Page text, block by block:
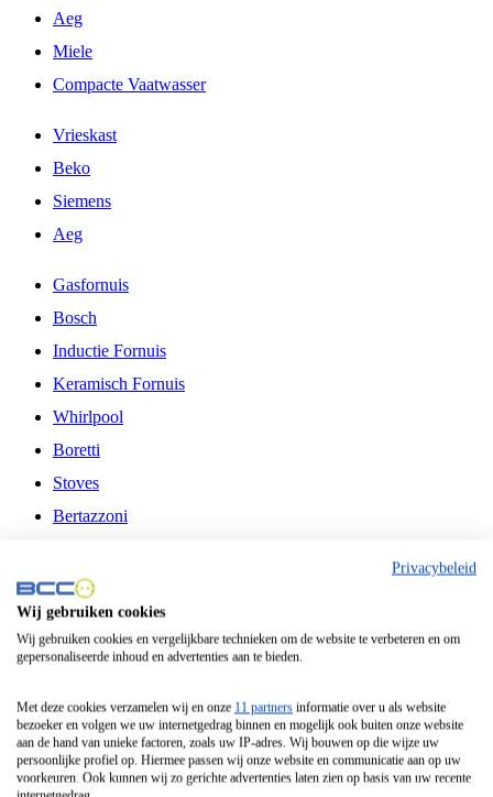
Aeg
Miele
Compacte Vaatwasser
Vrieskast
Beko
Siemens
Aeg
Gasfornuis
Bosch
Inductie Fornuis
Keramisch Fornuis
Whirlpool
Boretti
Stoves
Bertazzoni
Fitelli
Airfryer
Frituurpan
Contactgrill
Broodbakmachine
Broodrooster
Privacybeleid
Wij gebruiken cookies
Wij gebruiken cookies en vergelijkbare technieken om de website te verbeteren en om
gepersonaliseerde inhoud en advertenties aan te bieden.
Met deze cookies verzamelen wij en onze 11 partners informatie over u als website
bezoeker en volgen we uw internetgedrag binnen en mogelijk ook buiten onze website
aan de hand van unieke factoren, zoals uw IP-adres. Wij bouwen op die wijze uw
persoonlijke profiel op. Hiermee passen wij onze website en communicatie aan op uw
voorkeuren. Ook kunnen wij zo gerichte advertenties laten zien op basis van uw recente